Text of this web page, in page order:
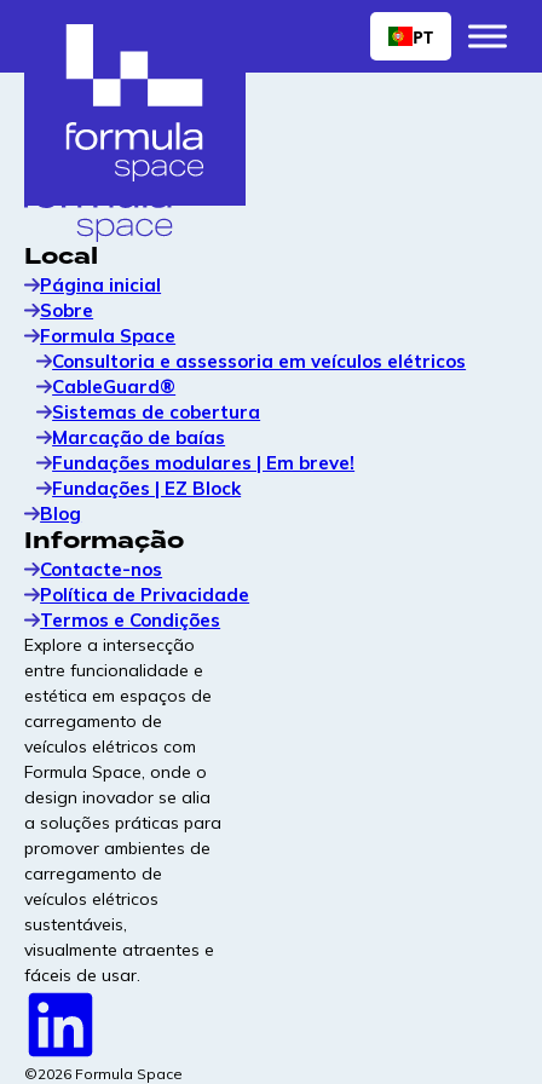
Os nossos produtos e serviços
CableGuard®
Manga protetora para cabos com marcação forense
integrada para impedir roubos e manter os
carregadores operacionais.
Fundamentos modulares | Em breve!
Fundações modulares para carregadores CC e pilares
alimentadores, projetadas para instalação rápida,
terrenos irregulares e estabilidade.
Consultoria e assessoria em
veículos elétricos
PT
Local
Página inicial
Sobre
Formula Space
Consultoria e assessoria em veículos elétricos
CableGuard®
Sistemas de cobertura
Marcação de baías
Fundações modulares | Em breve!
Fundações | EZ Block
Blog
Informação
Contacte-nos
Política de Privacidade
Termos e Condições
Explore a intersecção
entre funcionalidade e
estética em espaços de
carregamento de
veículos elétricos com
Formula Space, onde o
design inovador se alia
a soluções práticas para
promover ambientes de
carregamento de
veículos elétricos
sustentáveis,
visualmente atraentes e
fáceis de usar.
©2026 Formula Space